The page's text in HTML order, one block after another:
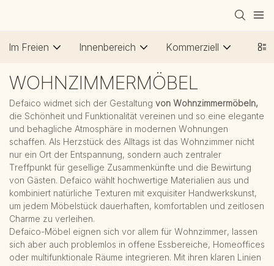
Im Freien Innenbereich Kommerziell
WOHNZIMMERMÖBEL
Defaico widmet sich der Gestaltung von Wohnzimmermöbeln,
die Schönheit und Funktionalität vereinen und so eine elegante
und behagliche Atmosphäre in modernen Wohnungen
schaffen. Als Herzstück des Alltags ist das Wohnzimmer nicht
nur ein Ort der Entspannung, sondern auch zentraler
Treffpunkt für gesellige Zusammenkünfte und die Bewirtung
von Gästen. Defaico wählt hochwertige Materialien aus und
kombiniert natürliche Texturen mit exquisiter Handwerkskunst,
um jedem Möbelstück dauerhaften, komfortablen und zeitlosen
Charme zu verleihen.
Defaico-Möbel eignen sich vor allem für Wohnzimmer, lassen
sich aber auch problemlos in offene Essbereiche, Homeoffices
oder multifunktionale Räume integrieren. Mit ihren klaren Linien